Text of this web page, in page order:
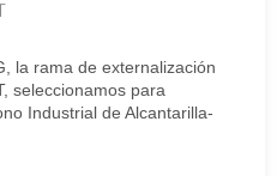
la rama de externalización
seleccionamos para
Industrial de Alcantarilla-